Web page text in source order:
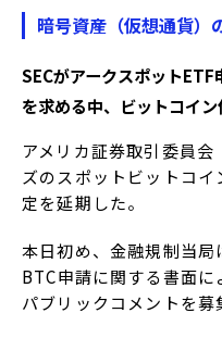
暗号資産（仮想通貨）
SECがアークスポット
を求める中、ビットコイ
アメリカ証券取引委員会
ズのスポットビットコ
定を延期した。
本日初め、金融規制当
BTC申請に関する書面
パブリックコメントを募